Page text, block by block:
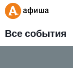
Все события